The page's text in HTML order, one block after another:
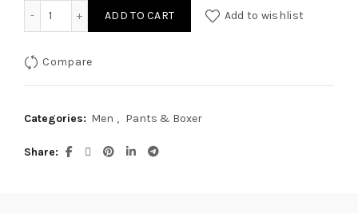
Herren Pants blue XL quantity
ADD TO CART Add to wishlist
Compare
Categories: Men , Pants & Boxer
Share